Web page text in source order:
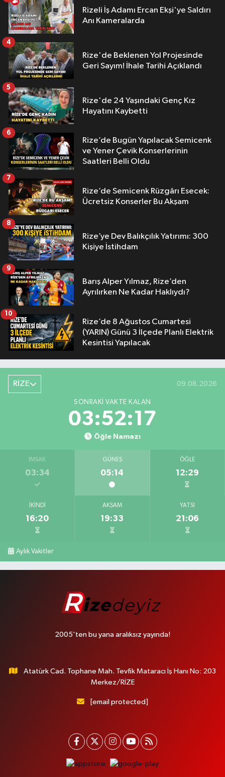
Rizeli İş Adamı Ercan Ekşi'ye Saldırı
Anı Kameralarda
Rize'de Beklenen Yol Projesinde
Geri Sayım! İhale Tarihi Açıklandı
4
Rize'de 24 Yaşındaki Genç Kız
Hayatını Kaybetti
5
Rize’de Bugün Yapılacak Semicenk
ve Yener Çevik Konserlerinin
Saatleri Belli Oldu
6
Rize’de Semicenk Rüzgârı Esecek:
Ücretsiz Konserler Bu Akşam
7
Rize’ye Dev Balıkçılık Yatırımı: 300
Kişiye İstihdam
8
Barış Alper Yılmaz, Rize’den
Ayrılırken Ne Kadar Haklıydı?
9
Rize’de 8 Ağustos Cumartesi
(YARIN) Günü 3 İlçede Planlı Elektrik
Kesintisi Yapılacak
10
RİZE 09.08.2026
SONRAKI VAKTE KALAN
03:52:16
Öğle Namazı
İMSAK
03:34
GÜNEŞ
05:14
ÖĞLE
12:29
İKINDI
16:20
AKŞAM
19:33
YATSI
21:06
Aylık Vakitler
2005'ten bu yana aralıksız yayında!
Atatürk Cad. Tophane Mah. Tevfik Mataracı İş Hanı No: 203
Merkez/RİZE
[email protected]